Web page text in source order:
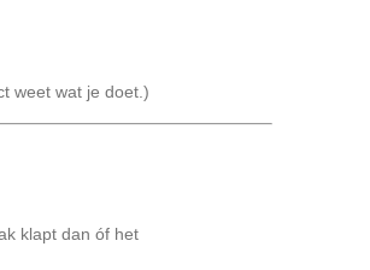
weet wat je doet.)
klapt dan óf het